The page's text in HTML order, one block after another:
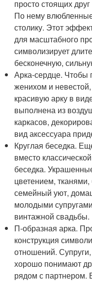
просто стоящих
По нему
столику. Этот
для масштабного
символизирует
бесконечную,
Арка-сердце. Чтобы
женихом и
красивую арку в
выполнена из
каркасов,
вид аксессуара
Круглая беседка.
вместо
беседка.
цветением,
семейный уют,
молодыми
винтажной свадьбы.
П-образная арка.
конструкция
отношений.
хорошо понимают
рядом с партнером.